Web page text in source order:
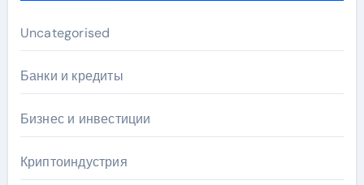
Uncategorised
Банки и кредиты
Бизнес и инвестиции
Криптоиндустрия